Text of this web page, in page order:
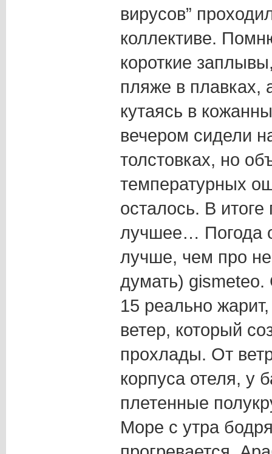
вирусов”
коллективе.
короткие
пляже в плавках,
кутаясь в
вечером сидели
толстовках, но
температурных
осталось. В
лучшее… Погода
лучше, чем про
думать)
15 реально
ветер, который
прохлады. От
корпуса отеля, у
плетенные
Море с утра